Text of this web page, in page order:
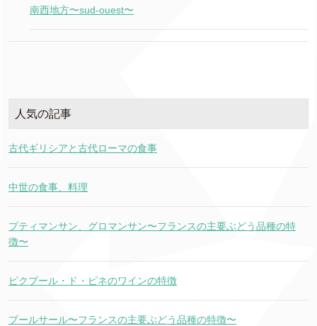
南西地方〜sud-ouest〜
人気の記事
古代ギリシアと古代ローマの食事
中世の食事、料理
プティマンサン、グロマンサン〜フランスの主要ぶどう品種の特
徴〜
ピクプール・ド・ピネのワインの特徴
プールサール〜フランスの主要ぶどう品種の特徴〜